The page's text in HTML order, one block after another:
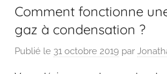
Comment fonctionne
gaz à condensation ?
Publié le 31 octobre 2019 par